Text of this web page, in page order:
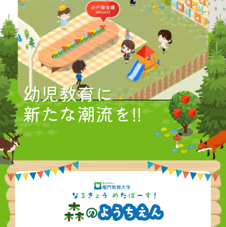
幼児教育に
新たな潮流を!!